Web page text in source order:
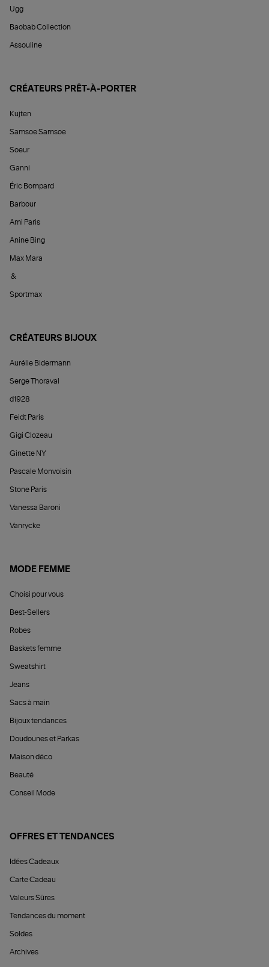
Ugg
Baobab Collection
Assouline
CRÉATEURS PRÊT-À-PORTER
Kujten
Samsoe Samsoe
Soeur
Ganni
Éric Bompard
Barbour
Ami Paris
Anine Bing
Max Mara
&
Sportmax
CRÉATEURS BIJOUX
Aurélie Bidermann
Serge Thoraval
d1928
Feidt Paris
Gigi Clozeau
Ginette NY
Pascale Monvoisin
Stone Paris
Vanessa Baroni
Vanrycke
MODE FEMME
Choisi pour vous
Best-Sellers
Robes
Baskets femme
Sweatshirt
Jeans
Sacs à main
Bijoux tendances
Doudounes et Parkas
Maison déco
Beauté
Conseil Mode
OFFRES ET TENDANCES
Idées Cadeaux
Carte Cadeau
Valeurs Sûres
Tendances du moment
Soldes
Archives